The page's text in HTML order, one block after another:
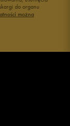
do organu
można